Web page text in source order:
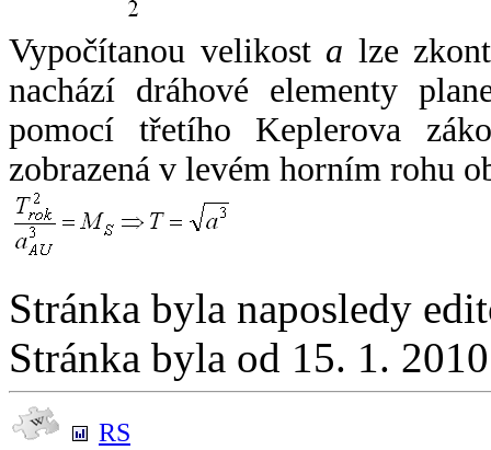
Vypočítanou velikost a lze
nachází dráhové elementy
pomocí třetího Keplerova
zobrazená v levém horním rohu
Stránka byla naposledy
Stránka byla od 15. 1.
RS